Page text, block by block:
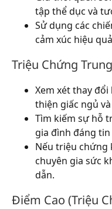
tập thể dục và
Sử dụng các
cảm xúc hiệu
Triệu Chứng
Xem xét thay
thiện giấc ngủ
Tìm kiếm sự hỗ
gia đình đáng tin
Nếu triệu chứng
chuyên gia sức
dẫn.
Điểm Cao (Triệu